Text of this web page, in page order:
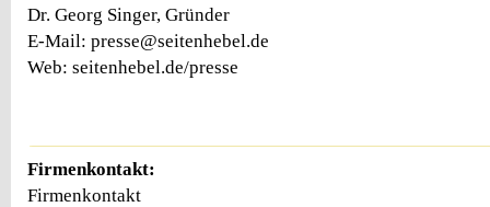
Dr. Georg Singer, Gründer
E-Mail: presse@seitenhebel.de
Web: seitenhebel.de/presse
Firmenkontakt:
Firmenkontakt